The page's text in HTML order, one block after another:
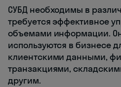
СУБД необходимы в
требуется эффективное
объемами информации.
используются в бизнесе
клиентскими данными,
транзакциями,
другим.